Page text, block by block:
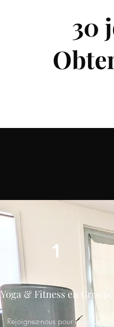
30
1
Yoga & Fitness en Groupe
Rejoignez-nous pour un cours.